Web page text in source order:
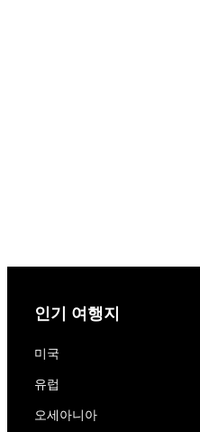
인기 여행지
미국
유럽
오세아니아